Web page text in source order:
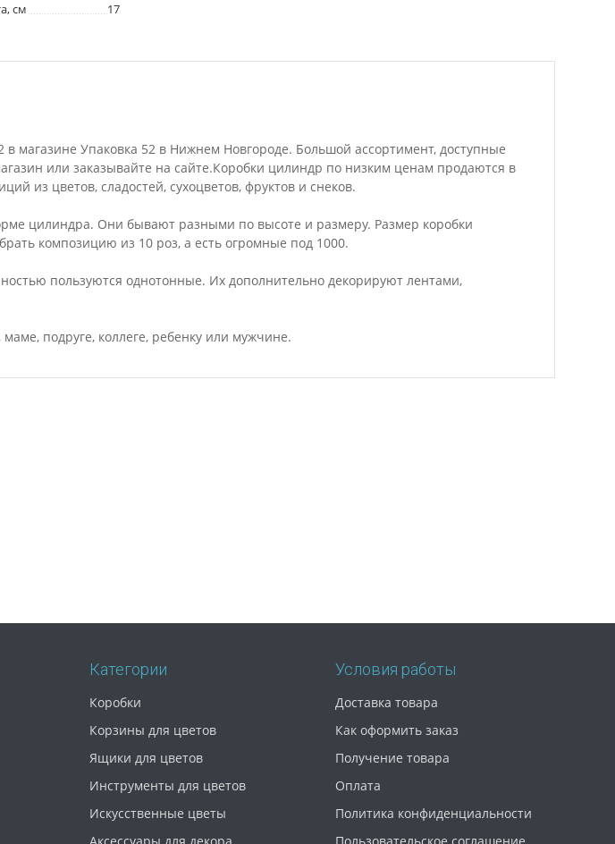
см
17
Упаковка 52 в Нижнем Новгороде. Большой ассортимент, доступные
или заказывайте на сайте.Коробки цилиндр по низким ценам продаются в
из цветов, сладостей, сухоцветов, фруктов и снеков.
цилиндра. Они бывают разными по высоте и размеру. Размер коробки
композицию из 10 роз, а есть огромные под 1000.
пользуются однотонные. Их дополнительно декорируют лентами,
подруге, коллеге, ребенку или мужчине.
Категории
Коробки
Корзины для цветов
Ящики для цветов
Инструменты для цветов
Искусственные цветы
Условия работы
Доставка товара
Как оформить заказ
Получение товара
Оплата
Политика конфиденциальности